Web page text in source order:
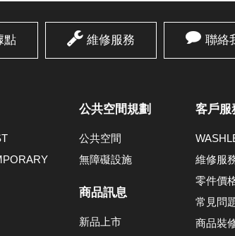
點 維修服務 聯絡
公共空間規劃
公共空間
無障礙設施
商品訊息
新品上市
客戶服
維修服
零件價
常見問
商品裝